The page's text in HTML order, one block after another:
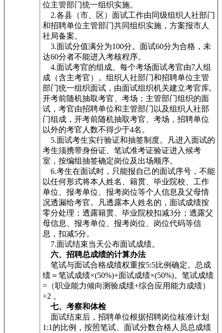
位主管部门统一组织实施。
2.各县（市、区）面试工作由同级组织人社部门
和招聘单位主管部门共同组织实施，方案报市人
社局备案。
3.面试分值满分为100分。面试60分为合格，未
达60分者不能进入考核程序。
4.面试考官的组成。每个考场面试考官由7人组
成（含主考官）。组织人社部门和招聘单位主管
部门统一组织面试，由面试组织机关建立考官库,
开考前随机抽取考官、考场；主管部门组织的面
试，考官由招聘单位和主管部门以及组织人社部
门组成，开考前随机抽取考官、考场，招聘单位
以外的考官人数不得少于4名。
5.面试考生实行验证和抽签制度。凡进入面试的
考生须携带身份证、笔试准考证验证进入候考
室，按编组抽签确定岗位及出场顺序。
6.考生在面试时，只能报自己的面试序号，不能
以任何形式将本人姓名、籍贯、毕业院校、工作
单位、报考单位、报考岗位等个人信息及父母情
况透漏给考官。凡透露本人姓名的，面试成绩按
零分处理；透露籍贯、毕业院校扣减3分；透露父
母信息、报考单位、报考岗位、岗位代码等信
息，扣减5分。
7.面试结束当天公布面试成绩。
六、招聘总成绩的计算办法
笔试与面试合格成绩权重按5:5比例确定。总成
绩＝笔试成绩×(50%)+面试成绩×(50%)。笔试成绩
=（职业能力倾向测验成绩+综合应用能力成绩）
÷2 。
七、考察和体检
面试结束后，招聘单位根据招聘岗位核准计划
1:1的比例，按照笔试、面试分数合格人员总成绩